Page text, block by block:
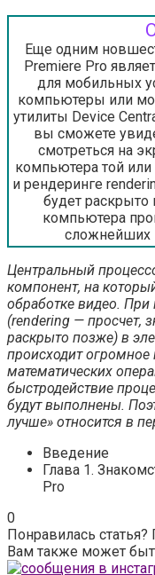
Еще одним
Premiere Pro
для мобильных
компьютеры или
утилиты Device
вы сможете
смотреться на
компьютера той
и рендеринге
будет раскрыто
компьютера
сложнейших
Центральный
компонент, на
обработке видео.
(rendering — просчет,
раскрыто позже) в
происходит
математических
быстродействие
будут выполнены.
лучше» относится в
Введение
Глава 1.
Pro
0
Понравилась
Вам также может